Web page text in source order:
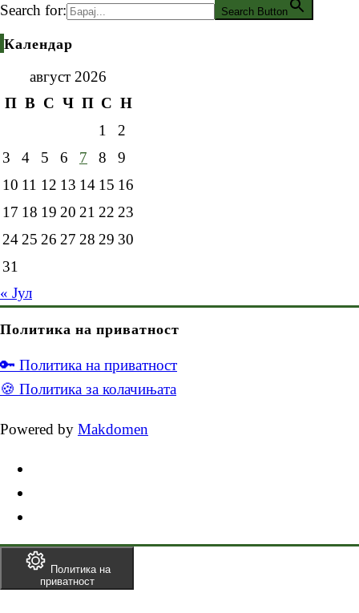
Search for: Search Button
Календар
август 2026
П В С Ч П С Н
1
2
3
4 5 6 7 8
9
10 11 12 13 14 15 16
17 18 19 20 21 22 23
24 25 26 27 28 29 30
31
« Јул
Политика на приватност
🔑 Политика на приватност
🍪 Политика за колачињата
Powered by Makdomen
Политика на
приватност